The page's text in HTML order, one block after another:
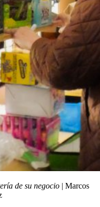
de su negocio | Marcos